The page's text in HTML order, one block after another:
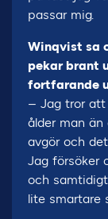
passar mig.
Winqvist sa
pekar brant
fortfarande
– Jag tror att
ålder man
avgör och
Jag försöker
och
lite smartare